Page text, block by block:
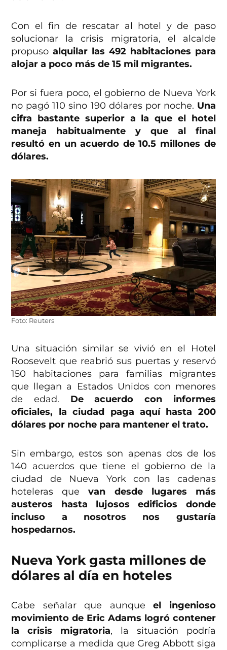
Con el fin de rescatar al hotel y de paso
solucionar la crisis migratoria, el alcalde
propusoalquilar las 492 habitaciones para
alojar a poco más de 15 mil migrantes.
Por si fuera poco, el gobierno de Nueva York
no pagó 110 sino 190 dólares por noche. Una
cifra bastante superior a la que el hotel
maneja habitualmente y que al final
resultó en un acuerdo de 10.5 millones de
dólares.
Foto: Reuters
Una situación similar se vivió en el Hotel
Roosevelt que reabrió sus puertas y reservó
150 habitaciones para familias migrantes
que llegan a Estados Unidos con menores
de edad. De acuerdo con informes
oficiales, la ciudad paga aquí hasta 200
dólares por noche para mantener el trato.
Sin embargo, estos son apenas dos de los
140 acuerdos que tiene el gobierno de la
ciudad de Nueva York con las cadenas
hoteleras quevan desde lugares más
austeros hasta lujosos edificios donde
incluso a nosotros nos gustaría
hospedarnos.
Nueva York gasta millones de
dólares al día en hoteles
Cabe señalar que aunqueel ingenioso
movimiento de Eric Adams logró contener
la crisis migratoria, la situación podría
complicarse a medida que Greg Abbott siga